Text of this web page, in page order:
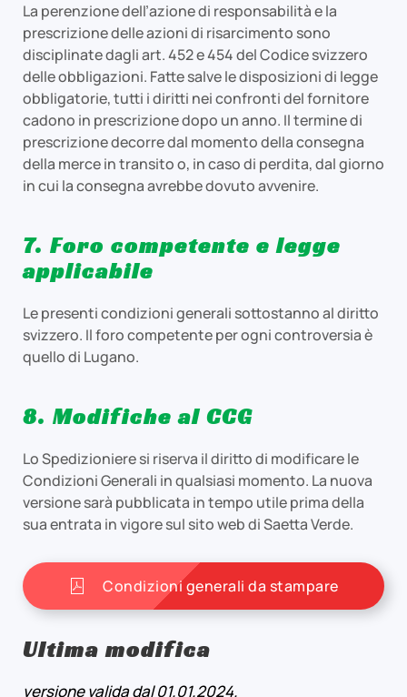
La perenzione dell’azione di responsabilità e la
prescrizione delle azioni di risarcimento sono
disciplinate dagli art. 452 e 454 del Codice svizzero
delle obbligazioni. Fatte salve le disposizioni di legge
obbligatorie, tutti i diritti nei confronti del fornitore
cadono in prescrizione dopo un anno. Il termine di
prescrizione decorre dal momento della consegna
della merce in transito o, in caso di perdita, dal giorno
in cui la consegna avrebbe dovuto avvenire.
7. Foro competente e legge
applicabile
Le presenti condizioni generali sottostanno al diritto
svizzero. Il foro competente per ogni controversia è
quello di Lugano.
8. Modifiche al CCG
Lo Spedizioniere si riserva il diritto di modificare le
Condizioni Generali in qualsiasi momento. La nuova
versione sarà pubblicata in tempo utile prima della
sua entrata in vigore sul sito web di Saetta Verde.
Condizioni generali da stampare
Ultima modifica
versione valida dal 01.01.2024.